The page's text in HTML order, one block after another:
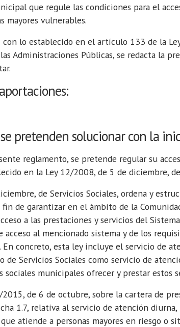
que regule las condiciones para el
mayores vulnerables.
lo establecido en el artículo 133 de la
Administraciones Públicas, se redacta la
pretenden solucionar con la
reglamento, se pretende regular su
en la Ley 12/2008, de 5 de diciembre,
de Servicios Sociales, ordena y
de garantizar en el ámbito de la
a las prestaciones y servicios del
acceso al mencionado sistema y de los
En concreto, esta ley incluye el servicio de
de Servicios Sociales como servicio de
sociales municipales ofrecer y prestar estos
de 6 de octubre, sobre la cartera de
1.7, relativa al servicio de atención
atiende a personas mayores en riesgo o